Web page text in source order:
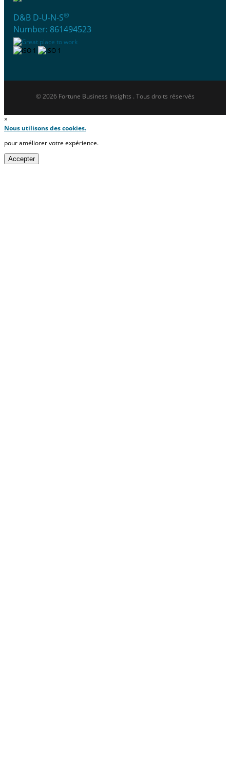
D&B D-U-N-S®
Number: 861494523
© 2026 Fortune Business Insights . Tous droits réservés
×
Nous utilisons des cookies.
pour améliorer votre expérience.
Accepter